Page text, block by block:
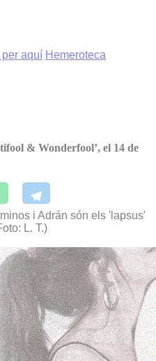
per aquí Hemeroteca
& Wonderfool’, el 14 de
i Adrán són els 'lapsus'
L. T.)